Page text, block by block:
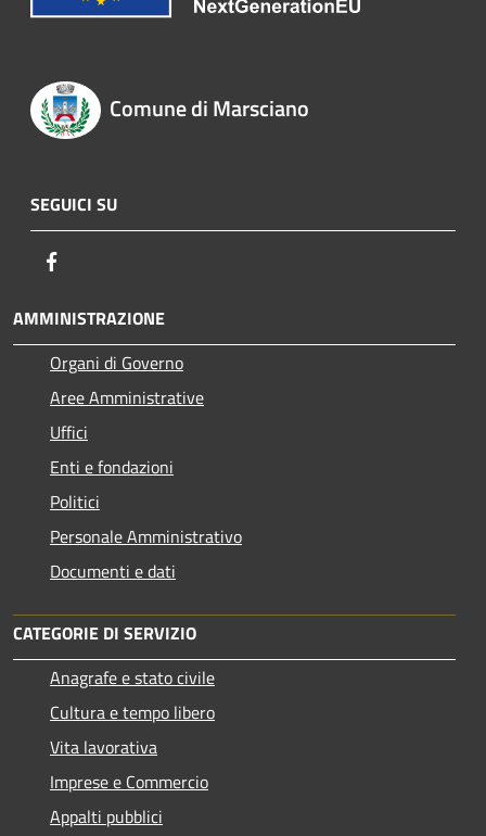
Comune di Marsciano
SEGUICI SU
AMMINISTRAZIONE
Organi di Governo
Aree Amministrative
Uffici
Enti e fondazioni
Politici
Personale Amministrativo
Documenti e dati
CATEGORIE DI SERVIZIO
Anagrafe e stato civile
Cultura e tempo libero
Vita lavorativa
Imprese e Commercio
Appalti pubblici